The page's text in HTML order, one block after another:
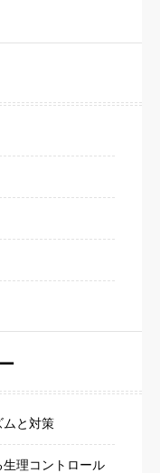
ムと対策
理コントロール